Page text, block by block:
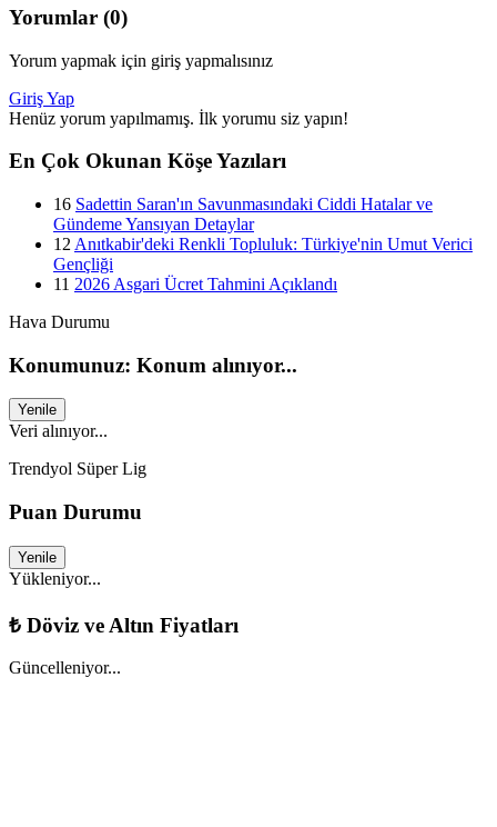
Yorumlar (0)
Yorum yapmak için giriş yapmalısınız
Giriş Yap
Henüz yorum yapılmamış. İlk yorumu siz yapın!
En Çok Okunan Köşe Yazıları
16 Sadettin Saran'ın Savunmasındaki Ciddi Hatalar ve
Gündeme Yansıyan Detaylar
12 Anıtkabir'deki Renkli Topluluk: Türkiye'nin Umut Verici
Gençliği
11 2026 Asgari Ücret Tahmini Açıklandı
Hava Durumu
Konumunuz: Konum alınıyor...
Yenile
Veri alınıyor...
Trendyol Süper Lig
Puan Durumu
Yenile
Yükleniyor...
₺ Döviz ve Altın Fiyatları
Güncelleniyor...